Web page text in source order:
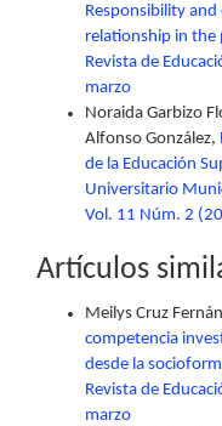
Responsibility
relationship in the
Revista de
marzo
Noraida Garbizo
Alfonso González,
de la Educación
Universitario
Vol. 11 Núm. 2
Artículos
Meilys Cruz
competencia
desde la
Revista de
marzo